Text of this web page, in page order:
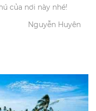
của nơi này nhé!
Nguyễn Huyên